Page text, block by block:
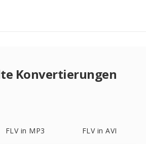
Konvertierungen
FLV in MP3 FLV in AVI